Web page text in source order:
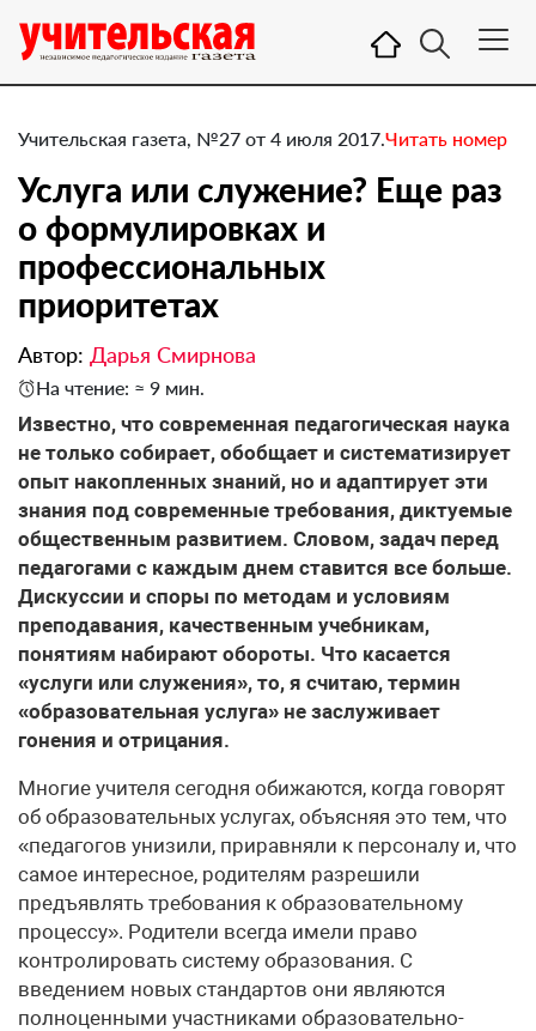
Учительская газета, №27 от 4 июля 2017.Читать номер
Услуга или служение? Еще раз
о формулировках и
профессиональных
приоритетах
Автор: Дарья Смирнова
На чтение: ≈ 9 мин.
Известно, что современная педагогическая наука
не только собирает, обобщает и систематизирует
опыт накопленных знаний, но и адаптирует эти
знания под современные требования, диктуемые
общественным развитием. Словом, задач перед
педагогами с каждым днем ставится все больше.
Дискуссии и споры по методам и условиям
преподавания, качественным учебникам,
понятиям набирают обороты. Что касается
«услуги или служения», то, я считаю, термин
«образовательная услуга» не заслуживает
гонения и отрицания.
Многие учителя сегодня обижаются, когда говорят
об образовательных услугах, объясняя это тем, что
«педагогов унизили, приравняли к персоналу и, что
самое интересное, родителям разрешили
предъявлять требования к образовательному
процессу». Родители всегда имели право
контролировать систему образования. С
введением новых стандартов они являются
полноценными участниками образовательно-